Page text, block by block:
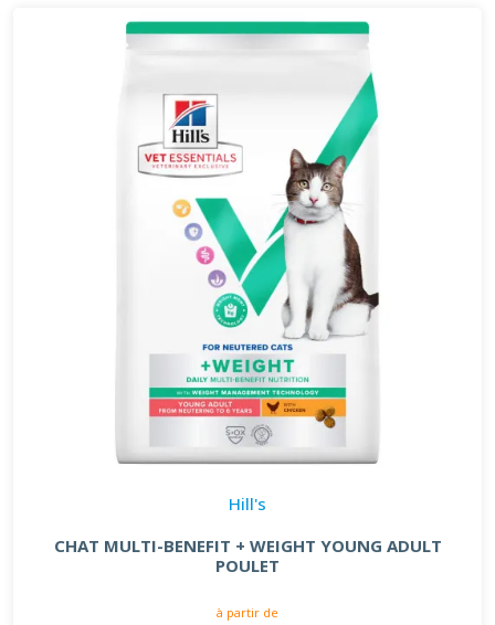
Hill's
CHAT MULTI-BENEFIT + WEIGHT YOUNG ADULT
POULET
à partir de